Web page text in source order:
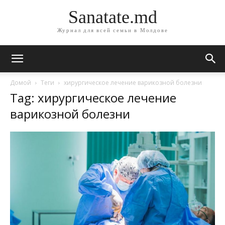
Sanatate.md
Журнал для всей семьи в Молдове
Домой Теги хирургическое лечение варикозной болезни
Tag: хирургическое лечение
варикозной болезни